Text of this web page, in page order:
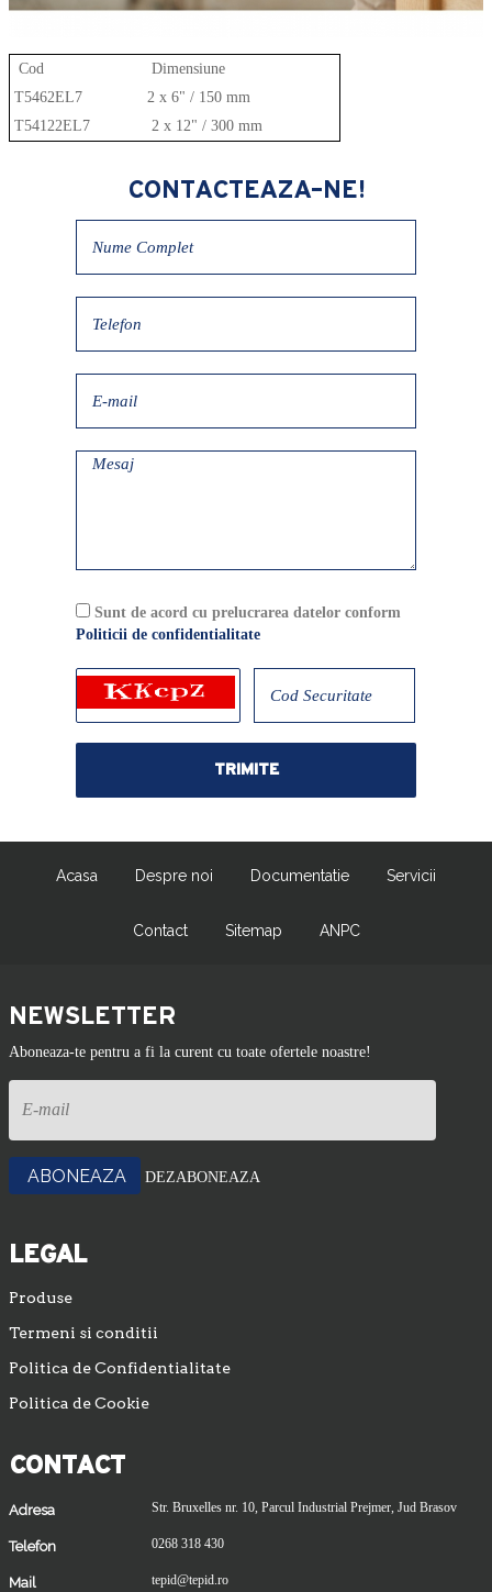
Cod
Dimensiune
T5462EL7
2 x 6" / 150 mm
T54122EL7
2 x 12" / 300 mm
CONTACTEAZA-NE!
Sunt de acord cu prelucrarea datelor conform
Politicii de confidentialitate
Acasa Despre noi Documentatie Servicii
Contact Sitemap ANPC
NEWSLETTER
Aboneaza-te pentru a fi la curent cu toate ofertele noastre!
DEZABONEAZA
LEGAL
Produse
Termeni si conditii
Politica de Confidentialitate
Politica de Cookie
CONTACT
Adresa Str. Bruxelles nr. 10, Parcul Industrial Prejmer, Jud Brasov
Telefon 0268 318 430
Mail tepid@tepid.ro